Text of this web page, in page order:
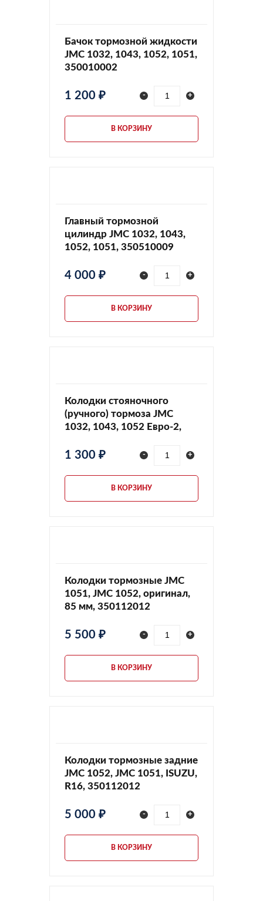
Бачок тормозной жидкости
JMC 1032, 1043, 1052, 1051,
350010002
1 200 ₽ - +
В КОРЗИНУ
Главный тормозной
цилиндр JMC 1032, 1043,
1052, 1051, 350510009
4 000 ₽ - +
В КОРЗИНУ
Колодки стояночного
(ручного) тормоза JMC
1032, 1043, 1052 Евро-2,
1 300 ₽ - +
В КОРЗИНУ
Колодки тормозные JMC
1051, JMC 1052, оригинал,
85 мм, 350112012
5 500 ₽ - +
В КОРЗИНУ
Колодки тормозные задние
JMC 1052, JMC 1051, ISUZU,
R16, 350112012
5 000 ₽ - +
В КОРЗИНУ